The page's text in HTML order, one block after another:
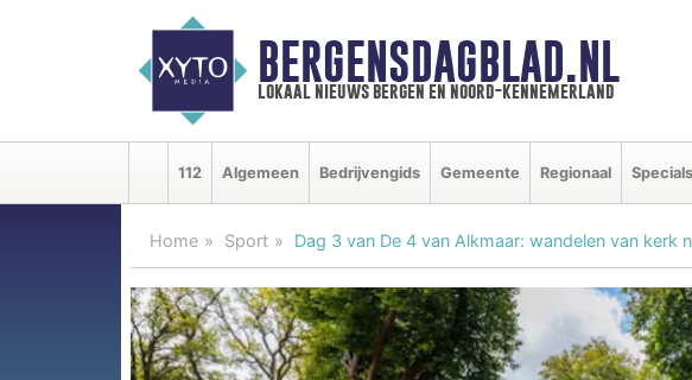
BERGENSDAGBLAD.NL
lokaal nieuws bergen en noord-kennemerland
112 Algemeen Bedrijvengids Gemeente Regionaal Specials
Home Sport Dag 3 van De 4 van Alkmaar: wandelen van kerk